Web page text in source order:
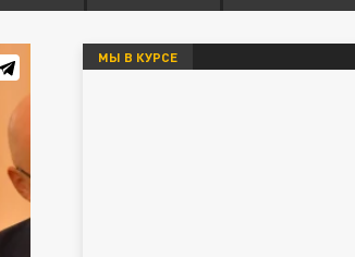
МЫ В КУРСЕ